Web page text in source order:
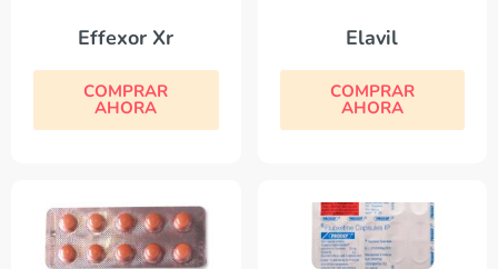
Effexor Xr
COMPRAR
AHORA
Elavil
COMPRAR
AHORA